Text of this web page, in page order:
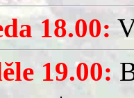
18.00:
19.00: